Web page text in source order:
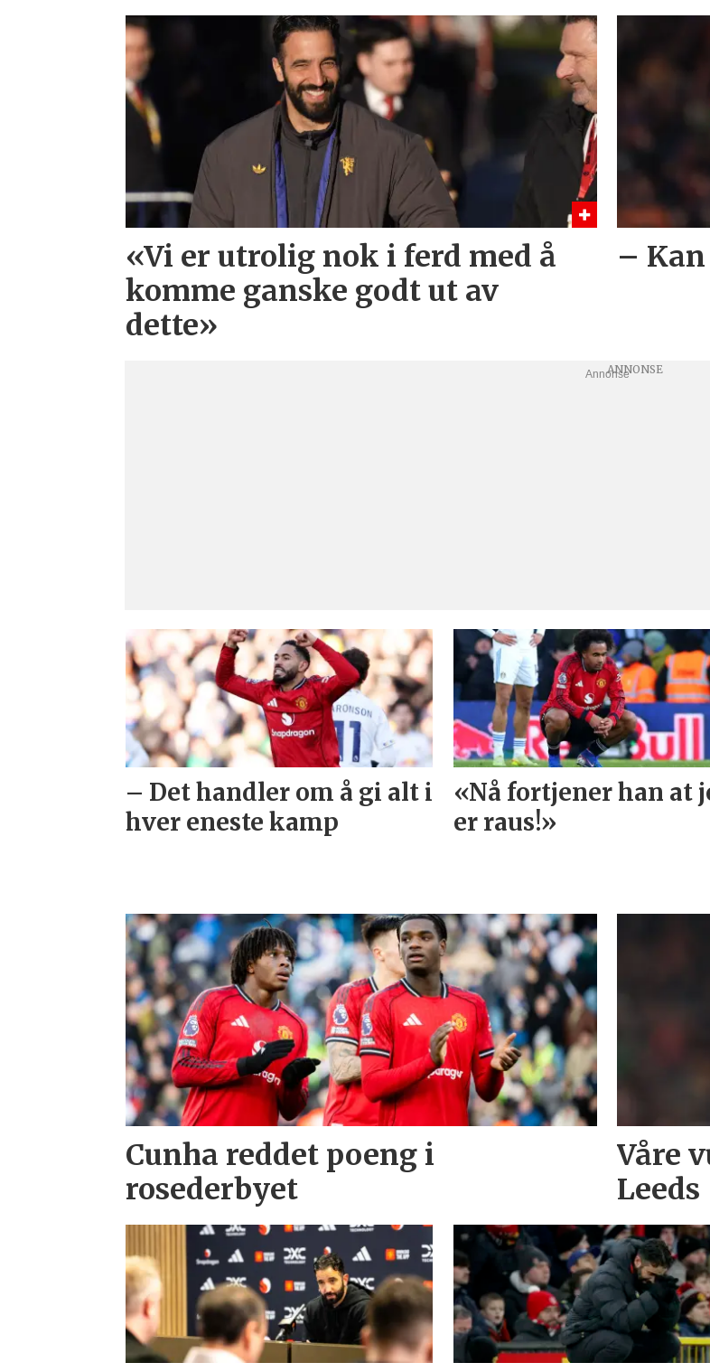
«Vi er utrolig nok i ferd med å
komme ganske godt ut av
dette»
–
Annonse
– Det handler om å gi alt i
hver eneste kamp
«Nå fortjener han at
er raus!»
Cunha reddet poeng i
rosederbyet
Våre
Leeds